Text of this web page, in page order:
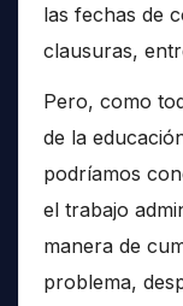
las fechas de
clausuras,
Pero, como
de la
podríamos
el trabajo
manera de
problema,